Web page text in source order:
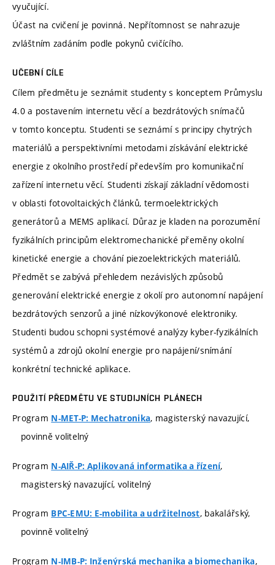
vyučující.
Účast na cvičení je povinná. Nepřítomnost se nahrazuje
zvláštním zadáním podle pokynů cvičícího.
UČEBNÍ CÍLE
Cílem předmětu je seznámit studenty s konceptem Průmyslu
4.0 a postavením internetu věcí a bezdrátových snímačů
v tomto konceptu. Studenti se seznámí s principy chytrých
materiálů a perspektivními metodami získávání elektrické
energie z okolního prostředí především pro komunikační
zařízení internetu věcí. Studenti získají základní vědomosti
v oblasti fotovoltaických článků, termoelektrických
generátorů a MEMS aplikací. Důraz je kladen na porozumění
fyzikálních principům elektromechanické přeměny okolní
kinetické energie a chování piezoelektrických materiálů.
Předmět se zabývá přehledem nezávislých způsobů
generování elektrické energie z okolí pro autonomní napájení
bezdrátových senzorů a jiné nízkovýkonové elektroniky.
Studenti budou schopni systémové analýzy kyber-fyzikálních
systémů a zdrojů okolní energie pro napájení/snímání
konkrétní technické aplikace.
POUŽITÍ PŘEDMĚTU VE STUDIJNÍCH PLÁNECH
Program N-MET-P: Mechatronika, magisterský navazující,
povinně volitelný
Program N-AIŘ-P: Aplikovaná informatika a řízení,
magisterský navazující, volitelný
Program BPC-EMU: E-mobilita a udržitelnost, bakalářský,
povinně volitelný
Program N-IMB-P: Inženýrská mechanika a biomechanika,